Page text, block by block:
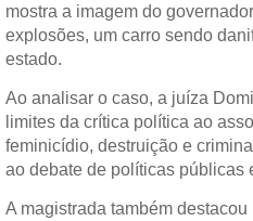
mostra a imagem do
explosões, um carro sendo
estado.
Ao analisar o caso, a juíza
limites da crítica política ao
feminicídio, destruição e
ao debate de políticas públicas
A magistrada também